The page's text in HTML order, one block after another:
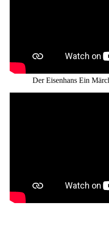
Der Eisenhans Ein